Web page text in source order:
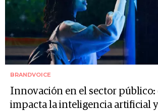
BRANDVOICE
Innovación en el sector público:
impacta la inteligencia artificial